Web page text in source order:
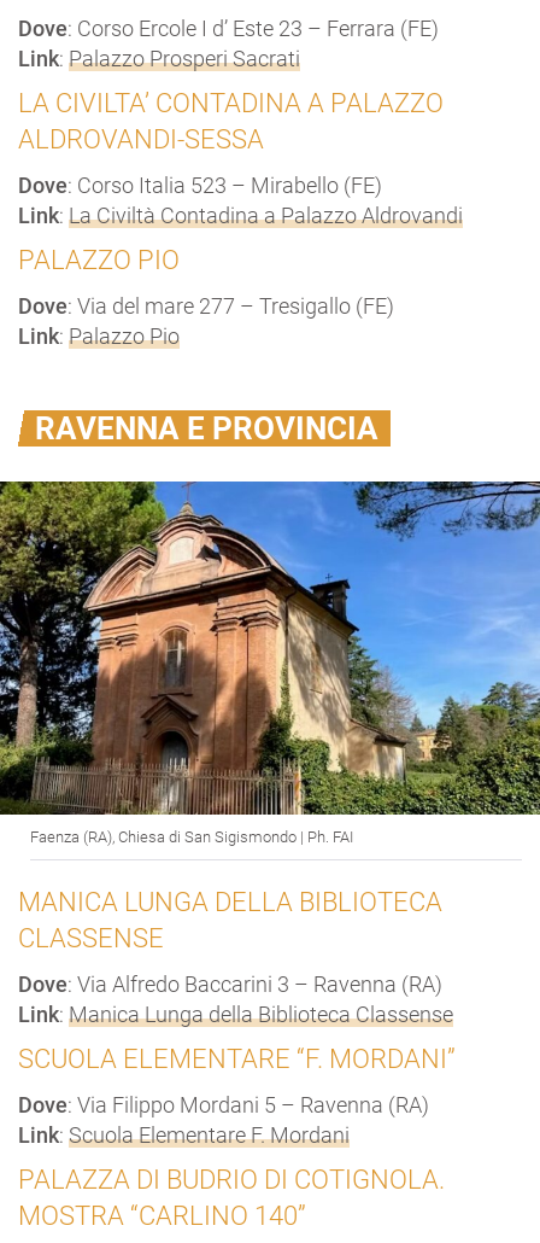
Dove: Corso Ercole I d’ Este 23 – Ferrara (FE)
Link: Palazzo Prosperi Sacrati
LA CIVILTA’ CONTADINA A PALAZZO
ALDROVANDI-SESSA
Dove: Corso Italia 523 – Mirabello (FE)
Link: La Civiltà Contadina a Palazzo Aldrovandi
PALAZZO PIO
Dove: Via del mare 277 – Tresigallo (FE)
Link: Palazzo Pio
RAVENNA E PROVINCIA
Faenza (RA), Chiesa di San Sigismondo | Ph. FAI
MANICA LUNGA DELLA BIBLIOTECA
CLASSENSE
Dove: Via Alfredo Baccarini 3 – Ravenna (RA)
Link: Manica Lunga della Biblioteca Classense
SCUOLA ELEMENTARE “F. MORDANI”
Dove: Via Filippo Mordani 5 – Ravenna (RA)
Link: Scuola Elementare F. Mordani
PALAZZA DI BUDRIO DI COTIGNOLA.
MOSTRA “CARLINO 140”